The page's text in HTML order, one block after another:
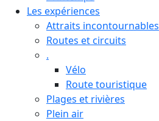
Les expériences
Attraits incontournables
Routes et circuits
.
Vélo
Route touristique
Plages et rivières
Plein air